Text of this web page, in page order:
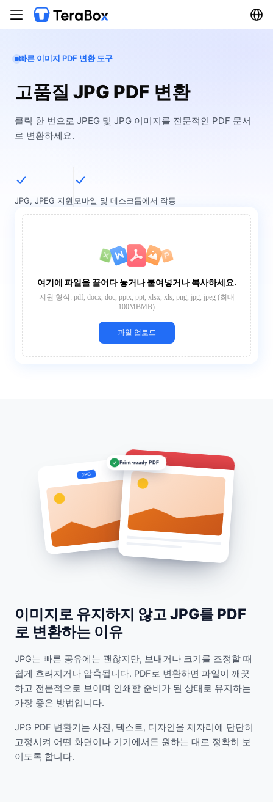
빠른 이미지 PDF 변환 도구
고품질 JPG PDF 변환
클릭 한 번으로 JPEG 및 JPG 이미지를 전문적인 PDF 문서
로 변환하세요.
JPG, JPEG 지원 모바일 및 데스크톱에서 작동
여기에 파일을 끌어다 놓거나 붙여넣거나 복사하세요.
지원 형식: pdf, docx, doc, pptx, ppt, xlsx, xls, png, jpg, jpeg (최대
100MBMB)
파일 업로드
Print-ready PDF
JPG
Photo.pdf
이미지로 유지하지 않고 JPG를 PDF
로 변환하는 이유
JPG는 빠른 공유에는 괜찮지만, 보내거나 크기를 조정할 때
쉽게 흐려지거나 압축됩니다. PDF로 변환하면 파일이 깨끗
하고 전문적으로 보이며 인쇄할 준비가 된 상태로 유지하는
가장 좋은 방법입니다.
JPG PDF 변환기는 사진, 텍스트, 디자인을 제자리에 단단히
고정시켜 어떤 화면이나 기기에서든 원하는 대로 정확히 보
이도록 합니다.